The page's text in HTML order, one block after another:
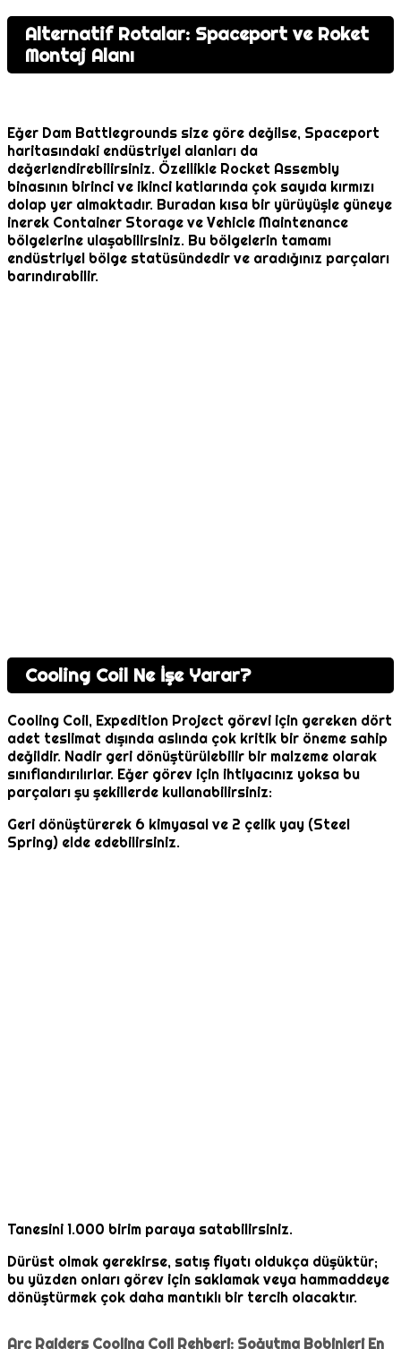
Alternatif Rotalar: Spaceport ve Roket
Montaj Alanı
Eğer Dam Battlegrounds size göre değilse, Spaceport
haritasındaki endüstriyel alanları da
değerlendirebilirsiniz. Özellikle Rocket Assembly
binasının birinci ve ikinci katlarında çok sayıda kırmızı
dolap yer almaktadır. Buradan kısa bir yürüyüşle güneye
inerek Container Storage ve Vehicle Maintenance
bölgelerine ulaşabilirsiniz. Bu bölgelerin tamamı
endüstriyel bölge statüsündedir ve aradığınız parçaları
barındırabilir.
Cooling Coil Ne İşe Yarar?
Cooling Coil, Expedition Project görevi için gereken dört
adet teslimat dışında aslında çok kritik bir öneme sahip
değildir. Nadir geri dönüştürülebilir bir malzeme olarak
sınıflandırılırlar. Eğer görev için ihtiyacınız yoksa bu
parçaları şu şekillerde kullanabilirsiniz:
Geri dönüştürerek 6 kimyasal ve 2 çelik yay (Steel
Spring) elde edebilirsiniz.
Tanesini 1.000 birim paraya satabilirsiniz.
Dürüst olmak gerekirse, satış fiyatı oldukça düşüktür;
bu yüzden onları görev için saklamak veya hammaddeye
dönüştürmek çok daha mantıklı bir tercih olacaktır.
Arc Raiders Cooling Coil Rehberi: Soğutma Bobinleri En